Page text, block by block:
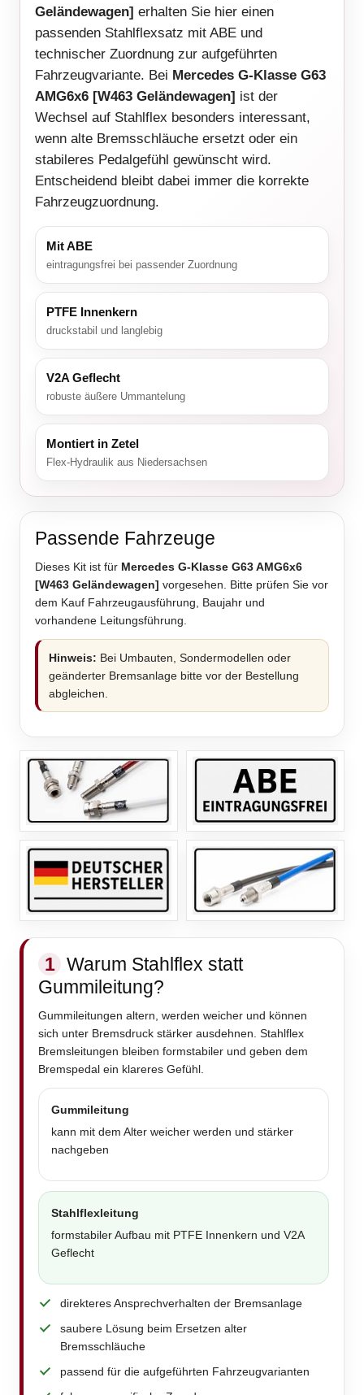
Geländewagen] erhalten Sie hier einen
passenden Stahlflexsatz mit ABE und
technischer Zuordnung zur aufgeführten
Fahrzeugvariante. Bei Mercedes G-Klasse G63
AMG6x6 [W463 Geländewagen] ist der
Wechsel auf Stahlflex besonders interessant,
wenn alte Bremsschläuche ersetzt oder ein
stabileres Pedalgefühl gewünscht wird.
Entscheidend bleibt dabei immer die korrekte
Fahrzeugzuordnung.
Mit ABE
eintragungsfrei bei passender Zuordnung
PTFE Innenkern
druckstabil und langlebig
V2A Geflecht
robuste äußere Ummantelung
Montiert in Zetel
Flex-Hydraulik aus Niedersachsen
Passende Fahrzeuge
Dieses Kit ist für Mercedes G-Klasse G63 AMG6x6
[W463 Geländewagen] vorgesehen. Bitte prüfen Sie vor
dem Kauf Fahrzeugausführung, Baujahr und
vorhandene Leitungsführung.
Hinweis: Bei Umbauten, Sondermodellen oder
geänderter Bremsanlage bitte vor der Bestellung
abgleichen.
1 Warum Stahlflex statt
Gummileitung?
Gummileitungen altern, werden weicher und können
sich unter Bremsdruck stärker ausdehnen. Stahlflex
Bremsleitungen bleiben formstabiler und geben dem
Bremspedal ein klareres Gefühl.
Gummileitung
kann mit dem Alter weicher werden und stärker
nachgeben
Stahlflexleitung
formstabiler Aufbau mit PTFE Innenkern und V2A
Geflecht
direkteres Ansprechverhalten der Bremsanlage
saubere Lösung beim Ersetzen alter
Bremsschläuche
passend für die aufgeführten Fahrzeugvarianten